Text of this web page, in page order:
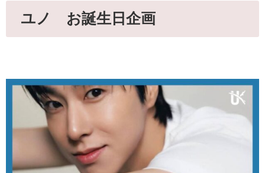
ユノ お誕生日企画